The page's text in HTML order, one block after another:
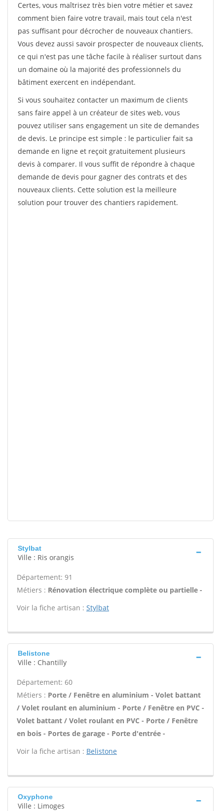
Certes, vous maîtrisez très bien votre métier et savez
comment bien faire votre travail, mais tout cela n'est
pas suffisant pour décrocher de nouveaux chantiers.
Vous devez aussi savoir prospecter de nouveaux clients,
ce qui n'est pas une tâche facile à réaliser surtout dans
un domaine où la majorité des professionnels du
bâtiment exercent en indépendant.
Si vous souhaitez contacter un maximum de clients
sans faire appel à un créateur de sites web, vous
pouvez utiliser sans engagement un site de demandes
de devis. Le principe est simple : le particulier fait sa
demande en ligne et reçoit gratuitement plusieurs
devis à comparer. Il vous suffit de répondre à chaque
demande de devis pour gagner des contrats et des
nouveaux clients. Cette solution est la meilleure
solution pour trouver des chantiers rapidement.
Stylbat
Ville : Ris orangis
Département: 91
Métiers : Rénovation électrique complète ou partielle -
Voir la fiche artisan : Stylbat
Belistone
Ville : Chantilly
Département: 60
Métiers : Porte / Fenêtre en aluminium - Volet battant
/ Volet roulant en aluminium - Porte / Fenêtre en PVC -
Volet battant / Volet roulant en PVC - Porte / Fenêtre
en bois - Portes de garage - Porte d'entrée -
Voir la fiche artisan : Belistone
Oxyphone
Ville : Limoges